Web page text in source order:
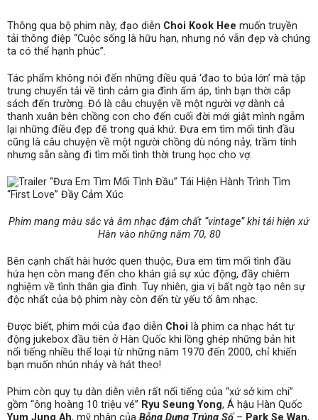
Thông qua bộ phim này, đạo diễn Choi Kook Hee muốn truyền
tải thông điệp “Cuộc sống là hữu hạn, nhưng nó vẫn đẹp và chúng
ta có thể hạnh phúc”.
Tác phẩm không nói đến những điều quá ‘đao to búa lớn’ mà tập
trung chuyển tải về tình cảm gia đình ấm áp, tình bạn thời cắp
sách đến trường. Đó là câu chuyện về một người vợ dành cả
thanh xuân bên chồng con cho đến cuối đời mới giật mình ngẫm
lại những điều đẹp đẽ trong quá khứ. Đưa em tìm mối tình đầu
cũng là câu chuyện về một người chồng dù nóng nảy, trầm tính
nhưng sẵn sàng đi tìm mối tình thời trung học cho vợ.
Phim mang màu sắc và âm nhạc đậm chất “vintage” khi tái hiện xứ
Hàn vào những năm 70, 80
Bên cạnh chất hài hước quen thuộc, Đưa em tìm mối tình đầu
hứa hẹn còn mang đến cho khán giả sự xúc động, đầy chiêm
nghiệm về tình thân gia đình. Tuy nhiên, gia vị bất ngờ tạo nên sự
độc nhất của bộ phim này còn đến từ yếu tố âm nhạc.
Được biết, phim mới của đạo diễn Choi là phim ca nhạc hát tự
động jukebox đầu tiên ở Hàn Quốc khi lồng ghép những bản hit
nổi tiếng nhiều thể loại từ những năm 1970 đến 2000, chỉ khiến
bạn muốn nhún nhảy và hát theo!
Phim còn quy tụ dàn diễn viên rất nổi tiếng của “xứ sở kim chi”
gồm “ông hoàng 10 triệu vé” Ryu Seung Yong, Á hậu Hàn Quốc
Yum Jung Ah, mỹ nhân của Bỗng Dưng Trúng Số – Park Se Wan,